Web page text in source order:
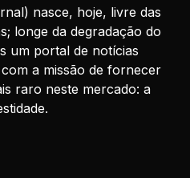
nasce, hoje, livre das
longe da degradação do
um portal de notícias
a missão de fornecer
raro neste mercado: a